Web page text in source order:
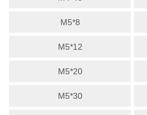
M5*8
M5*12
M5*20
M5*30